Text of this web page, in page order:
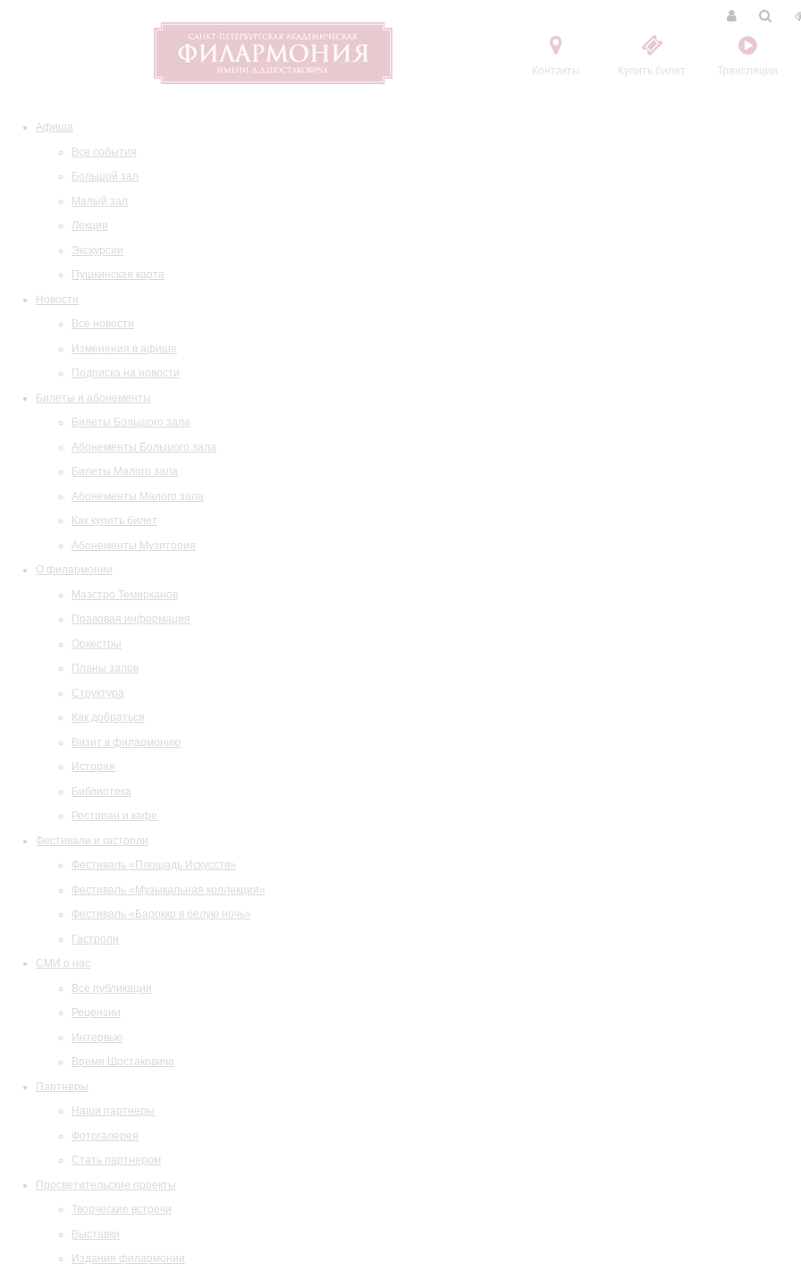
Контакты Купить билет Трансляции
Афиша
Все события
Большой зал
Малый зал
Лекции
Экскурсии
Пушкинская карта
Новости
Все новости
Изменения в афише
Подписка на новости
Билеты и абонементы
Билеты Большого зала
Абонементы Большого зала
Билеты Малого зала
Абонементы Малого зала
Как купить билет
Абонементы Музитория
О филармонии
Маэстро Темирканов
Правовая информация
Оркестры
Планы залов
Структура
Как добраться
Визит в филармонию
История
Библиотека
Ресторан и кафе
Фестивали и гастроли
Фестиваль «Площадь Искусств»
Фестиваль «Музыкальная коллекция»
Фестиваль «Барокко в белую ночь»
Гастроли
СМИ о нас
Все публикации
Рецензии
Интервью
Время Шостаковича
Партнеры
Наши партнеры
Фотогалерея
Стать партнером
Просветительские проекты
Творческие встречи
Выставки
Издания филармонии